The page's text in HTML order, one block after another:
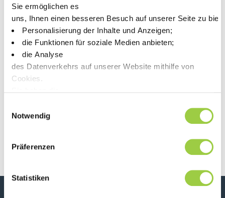
Sie ermöglichen es
uns, Ihnen einen besseren Besuch auf unserer Seite zu
Personalisierung der Inhalte und Anzeigen;
die Funktionen für soziale Medien anbieten;
die Analyse
des Datenverkehrs auf unserer Website mithilfe von
Cookies.
Keine Panik, Sie können Ihre Auswahl auch jederzeit auf
Notwendig
Präferenzen
Statistiken
vom 26. bis 28. März im Shanghai New International Expo
Center, China!
Beitrags-Navigation
Kommen Sie und
Apex Expo 2025!
Next article
Kommen Sie und
Team auf der
PCIM 25